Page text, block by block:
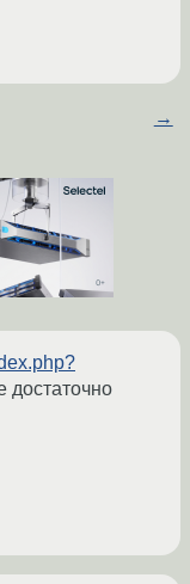
→
достаточно